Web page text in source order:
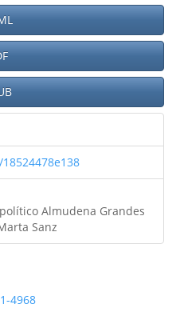
Almudena Grandes
Sanz
4968